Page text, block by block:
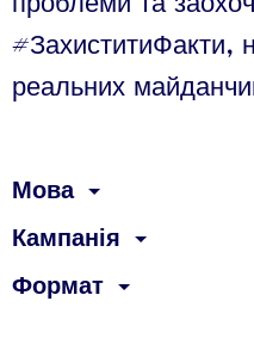
#ЗахиститиФакти,
реальних
Мова
Кампанія
Формат